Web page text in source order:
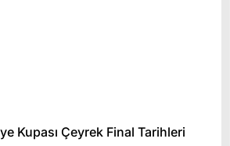
Kupası Çeyrek Final Tarihleri